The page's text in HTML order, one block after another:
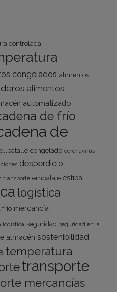
controlada
congelados alimentos
alimentos
automatizado
de frío
de
congelado coronavirus
desperdicio
transporte embalaje estiba
logística
frío mercancía
logística seguridad seguridad en la
almacén sostenibilidad
temperatura
transporte
mercancías